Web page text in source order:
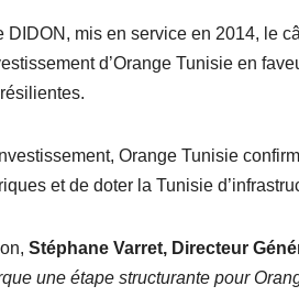
DIDON, mis en service en 2014, le
d’Orange Tunisie en
Orange Tunisie
et de doter la Tunisie
Stéphane Varret, Directeur
une étape structurante pour